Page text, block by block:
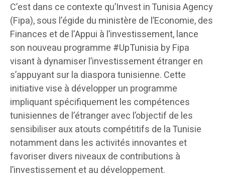
C’est dans ce contexte qu’Invest in Tunisia Agency
(Fipa), sous l’égide du ministère de l’Economie, des
Finances et de l’Appui à l’investissement, lance
son nouveau programme #UpTunisia by Fipa
visant à dynamiser l’investissement étranger en
s’appuyant sur la diaspora tunisienne. Cette
initiative vise à développer un programme
impliquant spécifiquement les compétences
tunisiennes de l’étranger avec l’objectif de les
sensibiliser aux atouts compétitifs de la Tunisie
notamment dans les activités innovantes et
favoriser divers niveaux de contributions à
l’investissement et au développement.